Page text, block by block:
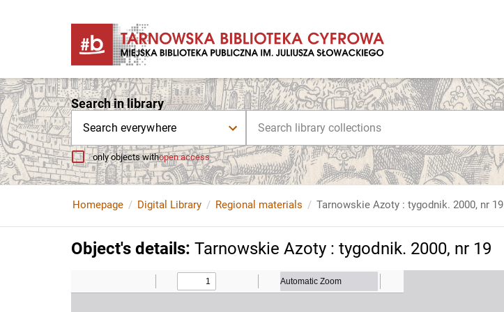
Search in library
Search everywhere
only objects withopen access
Homepage Digital Library Regional materials Tarnowskie Azoty : tygodnik. 2000, nr 19
Object's details: Tarnowskie Azoty : tygodnik. 2000, nr 19